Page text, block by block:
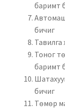
баримт
бичиг
Тоног
баримт
бичиг
Төмөр